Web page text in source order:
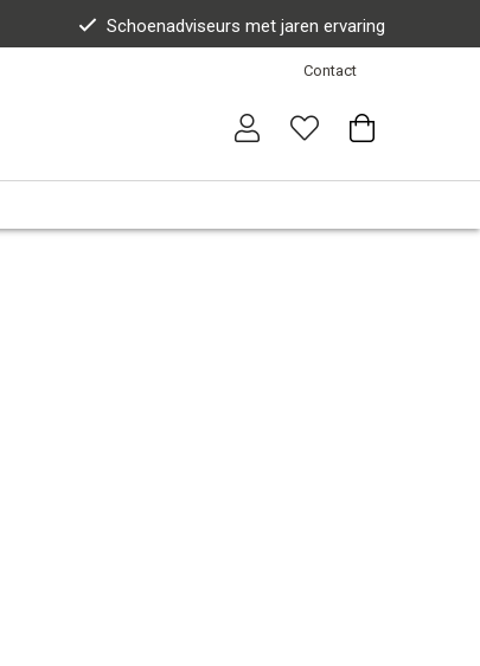
Schoenadviseurs met jaren ervaring
Contact